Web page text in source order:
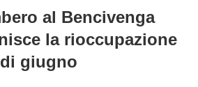
al Bencivenga
la rioccupazione
giugno